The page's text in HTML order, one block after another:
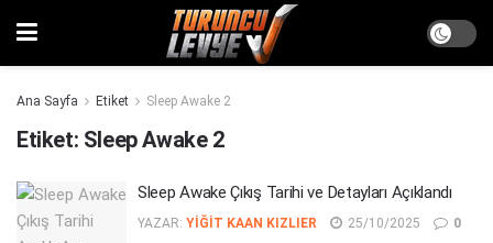
Ana Sayfa Etiket Sleep Awake 2
Etiket: Sleep Awake 2
Sleep Awake Çıkış Tarihi ve Detayları Açıklandı
YAZAR: YIĞIT KAAN KIZLIER 25/10/2025 0